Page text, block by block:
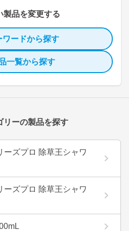
製品を変更する
ワードから探す
一覧から探す
リーの製品を探す
ーズプロ 除草王シャワ
ーズプロ 除草王シャワ